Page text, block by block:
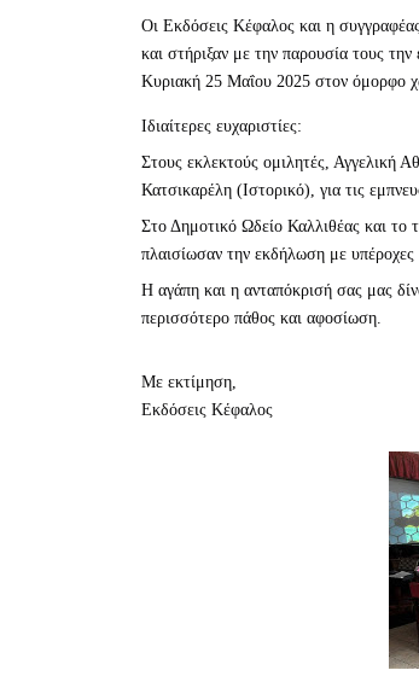
Οι Εκδόσεις Κέφαλος και η
και στήριξαν με την παρουσία τους
Κυριακή 25 Μαΐου 2025 στον όμορφο
Ιδιαίτερες ευχαριστίες:
Στους εκλεκτούς ομιλητές, Αγγελική
Κατσικαρέλη (Ιστορικό), για τις
Στο Δημοτικό Ωδείο Καλλιθέας και
πλαισίωσαν την εκδήλωση με υπέροχες
Η αγάπη και η ανταπόκρισή σας μας
περισσότερο πάθος και αφοσίωση.
Με εκτίμηση,
Εκδόσεις Κέφαλος